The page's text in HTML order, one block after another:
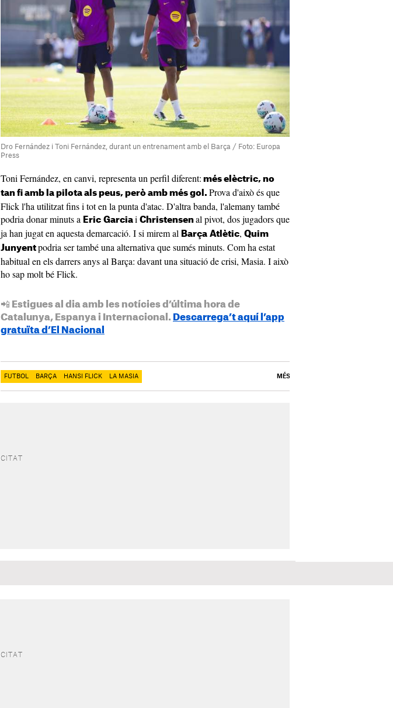
Dro Fernández i Toni Fernández, durant un entrenament amb el Barça / Foto: Europa
Press
Toni Fernández, en canvi, representa un perfil diferent: més elèctric, no
tan fi amb la pilota als peus, però amb més gol. Prova d'això és que
Flick l'ha utilitzat fins i tot en la punta d'atac. D'altra banda, l'alemany també
podria donar minuts a Eric Garcia i Christensen al pivot, dos jugadors que
ja han jugat en aquesta demarcació. I si mirem al Barça Atlètic, Quim
Junyent podria ser també una alternativa que sumés minuts. Com ha estat
habitual en els darrers anys al Barça: davant una situació de crisi, Masia. I això
ho sap molt bé Flick.
📲 Estigues al dia amb les notícies d’última hora de
Catalunya, Espanya i Internacional. Descarrega’t aquí l’app
gratuïta d’El Nacional
FUTBOL BARÇA HANSI FLICK LA MASIA MÉS